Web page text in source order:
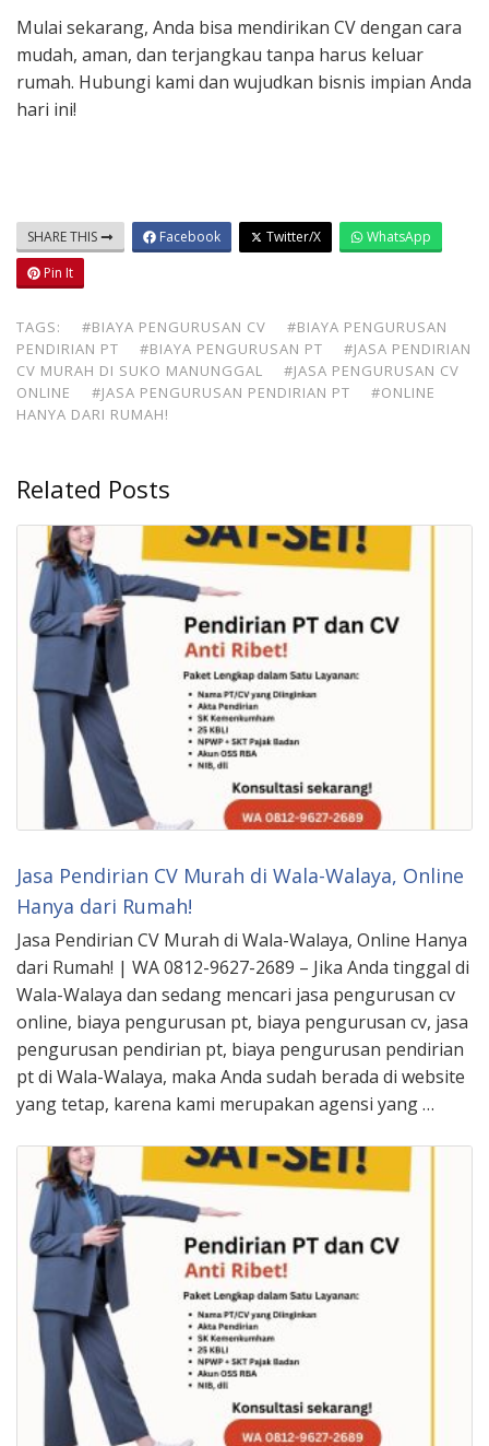
Mulai sekarang, Anda bisa mendirikan CV dengan cara
mudah, aman, dan terjangkau tanpa harus keluar
rumah. Hubungi kami dan wujudkan bisnis impian Anda
hari ini!
SHARE THIS Facebook Twitter/X
WhatsApp
Pin It
TAGS: #BIAYA PENGURUSAN CV
#BIAYA PENGURUSAN
PENDIRIAN PT
#BIAYA PENGURUSAN PT
#JASA PENDIRIAN
CV MURAH DI SUKO MANUNGGAL
#JASA PENGURUSAN CV
ONLINE
#JASA PENGURUSAN PENDIRIAN PT
#ONLINE
HANYA DARI RUMAH!
Related Posts
Jasa Pendirian CV Murah di Wala-Walaya, Online
Hanya dari Rumah!
Jasa Pendirian CV Murah di Wala-Walaya, Online Hanya
dari Rumah! | WA 0812-9627-2689 – Jika Anda tinggal di
Wala-Walaya dan sedang mencari jasa pengurusan cv
online, biaya pengurusan pt, biaya pengurusan cv, jasa
pengurusan pendirian pt, biaya pengurusan pendirian
pt di Wala-Walaya, maka Anda sudah berada di website
yang tetap, karena kami merupakan agensi yang …